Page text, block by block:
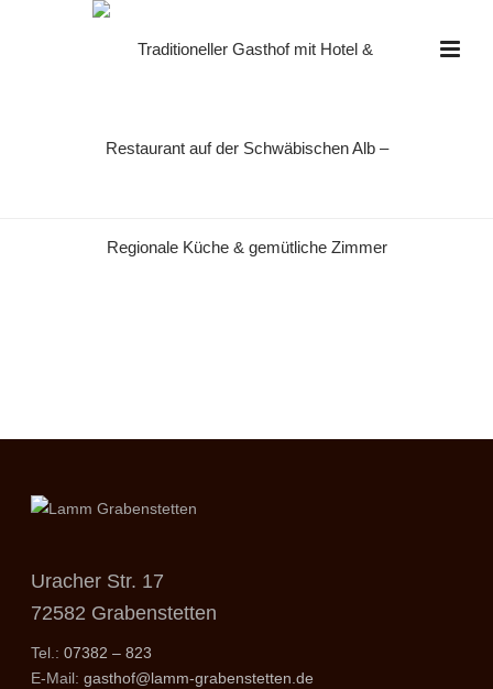
DSC01414
Uracher Str. 17
72582 Grabenstetten
Tel.:07382 – 823
E-Mail:gasthof@lamm-grabenstetten.de